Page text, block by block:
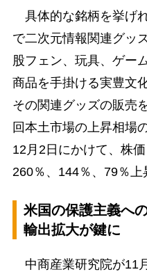
具体的な銘柄を挙げ
で二次元情報関連グッ
股フェン、玩具、ゲー
商品を手掛ける実豊文
その関連グッズの販売
回本土市場の上昇相場
12月2日にかけて、株
260％、144％、79％上
米国の保護主義へ
輸出拡大が鍵に
中商産業研究院が11